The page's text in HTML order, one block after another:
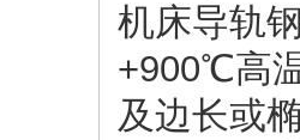
机床导轨
+900℃高
及边长或